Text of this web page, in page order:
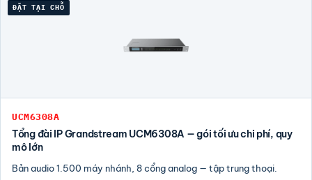
ĐẶT TẠI CHỖ
UCM6308A
Tổng đài IP Grandstream UCM6308A — gói tối ưu chi phí, quy
mô lớn
Bản audio 1.500 máy nhánh, 8 cổng analog — tập trung thoại.